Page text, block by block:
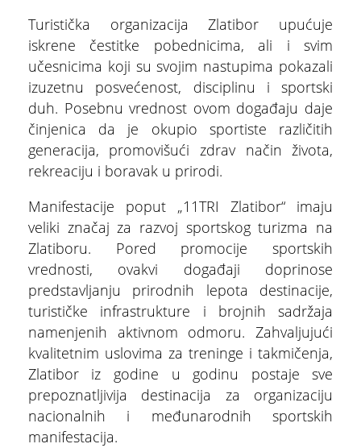
Turistička organizacija Zlatibor upućuje
iskrene čestitke pobednicima, ali i svim
učesnicima koji su svojim nastupima pokazali
izuzetnu posvećenost, disciplinu i sportski
duh. Posebnu vrednost ovom događaju daje
činjenica da je okupio sportiste različitih
generacija, promovišući zdrav način života,
rekreaciju i boravak u prirodi.
Manifestacije poput „11TRI Zlatibor“ imaju
veliki značaj za razvoj sportskog turizma na
Zlatiboru. Pored promocije sportskih
vrednosti, ovakvi događaji doprinose
predstavljanju prirodnih lepota destinacije,
turističke infrastrukture i brojnih sadržaja
namenjenih aktivnom odmoru. Zahvaljujući
kvalitetnim uslovima za treninge i takmičenja,
Zlatibor iz godine u godinu postaje sve
prepoznatljivija destinacija za organizaciju
nacionalnih i međunarodnih sportskih
manifestacija.
ŠTA
VIDETI FEATURED
Dino park